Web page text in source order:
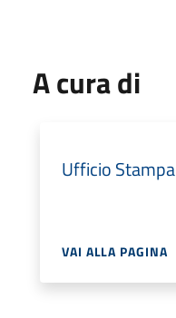
A cura di
Ufficio Stampa
VAI ALLA PAGINA